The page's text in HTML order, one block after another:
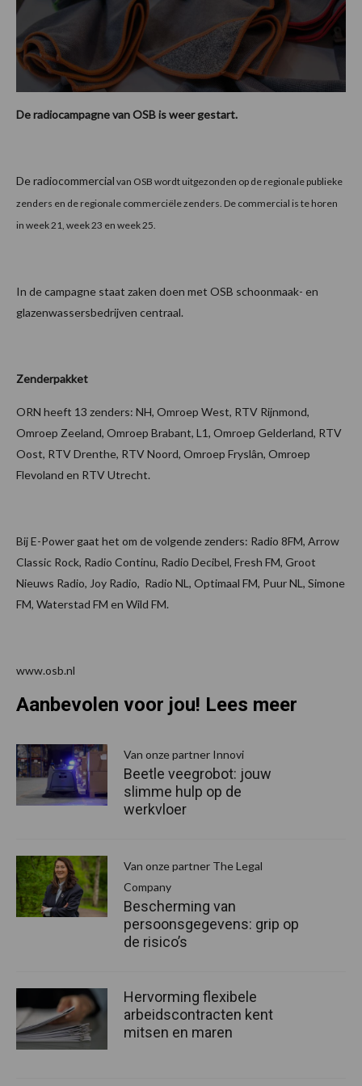
De radiocampagne van OSB is weer gestart.
De radiocommercial van OSB wordt uitgezonden op de regionale publieke
zenders en de regionale commerciële zenders. De commercial is te horen
in week 21, week 23 en week 25.
In de campagne staat zaken doen met OSB schoonmaak- en
glazenwassersbedrijven centraal.
Zenderpakket
ORN heeft 13 zenders: NH, Omroep West, RTV Rijnmond,
Omroep Zeeland, Omroep Brabant, L1, Omroep Gelderland, RTV
Oost, RTV Drenthe, RTV Noord, Omroep Fryslân, Omroep
Flevoland en RTV Utrecht.
Bij E-Power gaat het om de volgende zenders: Radio 8FM, Arrow
Classic Rock, Radio Continu, Radio Decibel, Fresh FM, Groot
Nieuws Radio, Joy Radio, Radio NL, Optimaal FM, Puur NL, Simone
FM, Waterstad FM en Wild FM.
www.osb.nl
Aanbevolen voor jou! Lees meer
Van onze partner Innovi
Beetle veegrobot: jouw
slimme hulp op de
werkvloer
Van onze partner The Legal
Company
Bescherming van
persoonsgegevens: grip op
de risico’s
Hervorming flexibele
arbeidscontracten kent
mitsen en maren